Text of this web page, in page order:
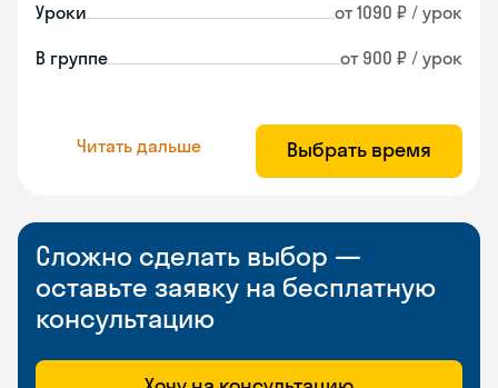
Уроки от 1090 ₽ / урок
В группе от 900 ₽ / урок
Читать дальше Выбрать время
Сложно сделать выбор —
оставьте заявку на бесплатную
консультацию